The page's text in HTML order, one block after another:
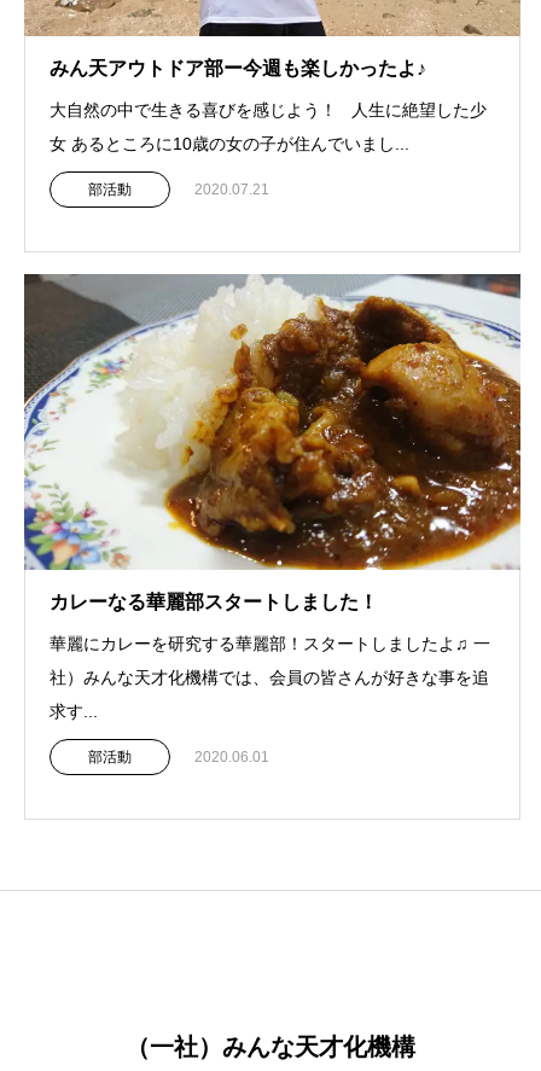
みん天アウトドア部ー今週も楽しかったよ♪
大自然の中で生きる喜びを感じよう！ 人生に絶望した少
女 あるところに10歳の女の子が住んでいまし...
部活動 2020.07.21
カレーなる華麗部スタートしました！
華麗にカレーを研究する華麗部！スタートしましたよ♫ 一
社）みんな天才化機構では、会員の皆さんが好きな事を追
求す...
部活動 2020.06.01
（一社）みんな天才化機構